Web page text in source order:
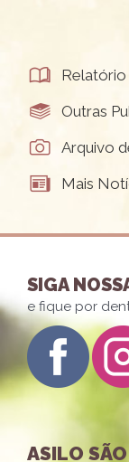
Relatório
Outras
Arquivo
Mais
SIGA
e fique por
ASILO